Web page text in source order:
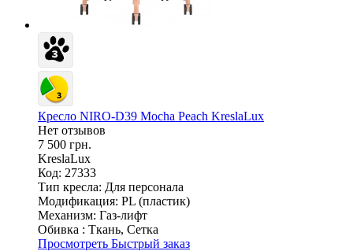
Кресло NIRO-D39 Mocha Peach KreslaLux
Нет отзывов
7 500 грн.
KreslaLux
Код: 27333
Тип кресла: Для персонала
Модификация: PL (пластик)
Механизм: Газ-лифт
Обивка : Ткань, Сетка
Просмотреть Быстрый заказ